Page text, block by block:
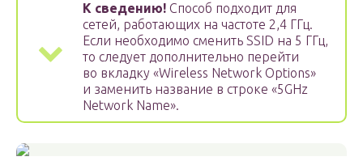
К сведению! Способ подходит для
сетей, работающих на частоте 2,4 ГГц.
Если необходимо сменить SSID на 5 ГГц,
то следует дополнительно перейти
во вкладку «Wireless Network Options»
и заменить название в строке «5GHz
Network Name».